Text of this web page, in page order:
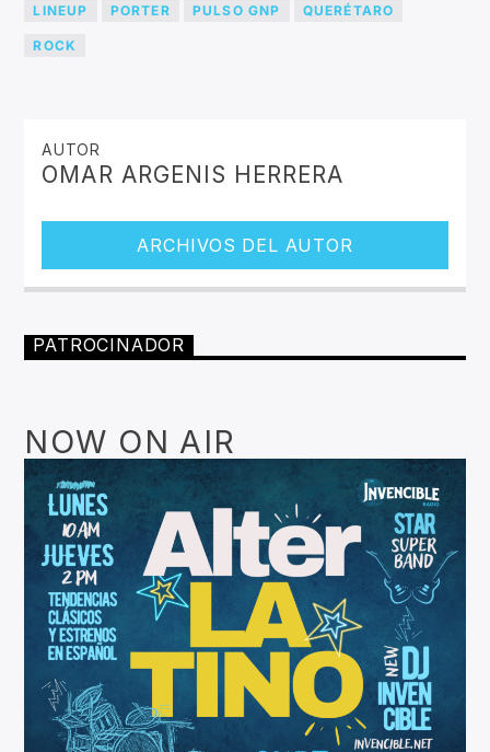
LINEUP PORTER PULSO GNP QUERÉTARO
ROCK
AUTOR
OMAR ARGENIS HERRERA
ARCHIVOS DEL AUTOR
PATROCINADOR
NOW ON AIR